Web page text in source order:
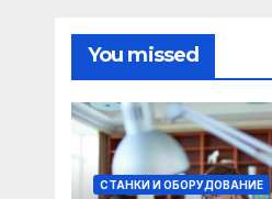
You missed
СТАНКИ И ОБОРУДОВАНИЕ